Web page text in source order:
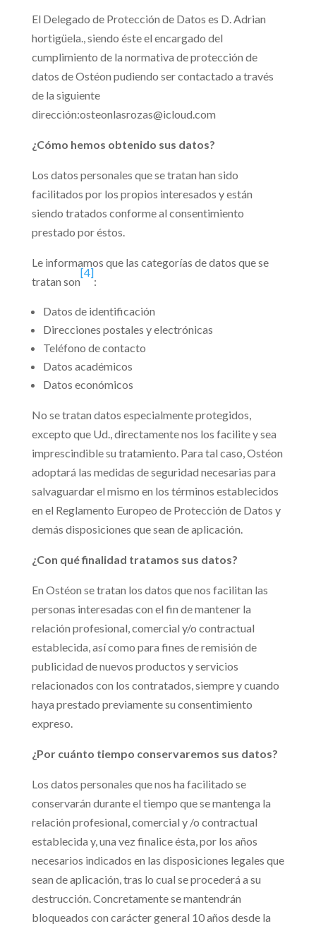
El Delegado de Protección de Datos es D. Adrian
hortigüela., siendo éste el encargado del
cumplimiento de la normativa de protección de
datos de Ostéon pudiendo ser contactado a través
de la siguiente
dirección:osteonlasrozas@icloud.com
¿Cómo hemos obtenido sus datos?
Los datos personales que se tratan han sido
facilitados por los propios interesados y están
siendo tratados conforme al consentimiento
prestado por éstos.
Le informamos que las categorías de datos que se
tratan son
[4]
:
Datos de identificación
Direcciones postales y electrónicas
Teléfono de contacto
Datos académicos
Datos económicos
No se tratan datos especialmente protegidos,
excepto que Ud., directamente nos los facilite y sea
imprescindible su tratamiento. Para tal caso, Ostéon
adoptará las medidas de seguridad necesarias para
salvaguardar el mismo en los términos establecidos
en el Reglamento Europeo de Protección de Datos y
demás disposiciones que sean de aplicación.
¿Con qué finalidad tratamos sus datos?
En Ostéon se tratan los datos que nos facilitan las
personas interesadas con el fin de mantener la
relación profesional, comercial y/o contractual
establecida, así como para fines de remisión de
publicidad de nuevos productos y servicios
relacionados con los contratados, siempre y cuando
haya prestado previamente su consentimiento
expreso.
¿Por cuánto tiempo conservaremos sus datos?
Los datos personales que nos ha facilitado se
conservarán durante el tiempo que se mantenga la
relación profesional, comercial y /o contractual
establecida y, una vez finalice ésta, por los años
necesarios indicados en las disposiciones legales que
sean de aplicación, tras lo cual se procederá a su
destrucción. Concretamente se mantendrán
bloqueados con carácter general 10 años desde la